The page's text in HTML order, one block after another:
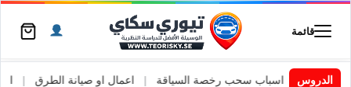
قائمة
الدروسالسويد | اسباب سحب رخصة السياقة اعمال او صيانة الطرق